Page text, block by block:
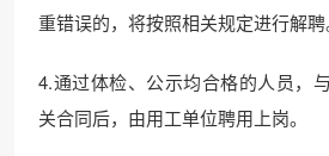
重错误的，将按照相关规定进行解聘
4.通过体检、公示均合格的人员，
关合同后，由用工单位聘用上岗。